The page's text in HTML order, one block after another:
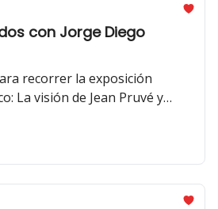
con Jorge Diego
recorrer la exposición
La visión de Jean Pruvé y